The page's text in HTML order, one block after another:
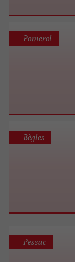
Pomerol
Bègles
Pessac